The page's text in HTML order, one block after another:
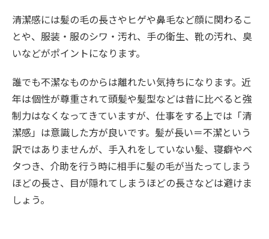
清潔感には髪の毛の長さやヒゲや鼻毛など顔に関わるこ
とや、服装・服のシワ・汚れ、手の衛生、靴の汚れ、臭
いなどがポイントになります。
誰でも不潔なものからは離れたい気持ちになります。近
年は個性が尊重されて頭髪や髪型などは昔に比べると強
制力はなくなってきていますが、仕事をする上では「清
潔感」は意識した方が良いです。髪が長い＝不潔という
訳ではありませんが、手入れをしていない髪、寝癖やベ
タつき、介助を行う時に相手に髪の毛が当たってしまう
ほどの長さ、目が隠れてしまうほどの長さなどは避けま
しょう。